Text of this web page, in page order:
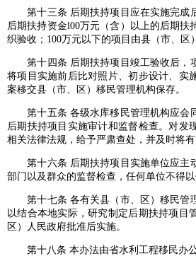
第十三条 后期扶持项目应在实施完成
后期扶持资金l00万元（含）以上的后期扶
织验收；100万元以下的项目由县（市、区
第十四条 后期扶持项目竣工验收后，
将项目实施前后比对照片、初步设计、实
案移交县（市、区）移民管理机构保存。
第十五条 各级水库移民管理机构应会
后期扶持项目实施审计和监督检查。对发
相关法律法规，给予严肃查处，并及时将
第十六条 后期扶持项目实施单位应主
部门以及群众的监督检查，任何单位不得以
第十七条 各有关县（市、区）移民管
以结合本地实际，研究制定后期扶持项目
区）人民政府批准后实施。
第十八条 本办法由省水利工程移民办公